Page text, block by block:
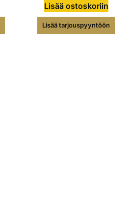
Lisää ostoskoriin
Lisää tarjouspyyntöön